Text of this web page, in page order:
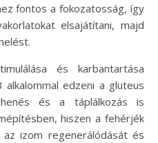
fontos a fokozatosság, így
elsajátítani, majd
és karbantartása
edzeni a gluteus
és a táplálkozás is
hiszen a fehérjék
izom regenerálódását és